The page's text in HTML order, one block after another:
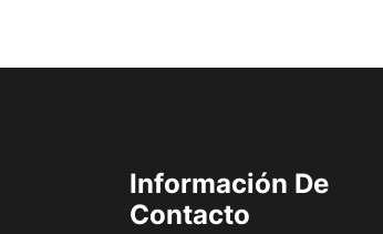
Información De
Contacto